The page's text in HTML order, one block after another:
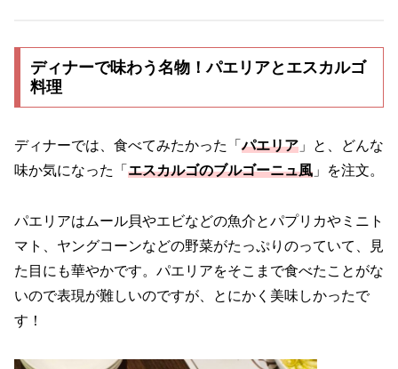
ディナーで味わう名物！パエリアとエスカルゴ
料理
ディナーでは、食べてみたかった「パエリア 」と、どんな
味か気になった「 エスカルゴのブルゴーニュ風 」を注文。
パエリアはムール貝やエビなどの魚介とパプリカやミニト
マト、ヤングコーンなどの野菜がたっぷりのっていて、見
た目にも華やかです。パエリアをそこまで食べたことがな
いので表現が難しいのですが、とにかく美味しかったで
す！